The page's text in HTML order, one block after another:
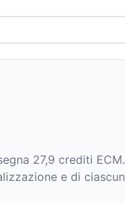
27,9 crediti ECM.
e di